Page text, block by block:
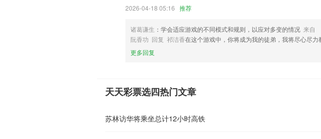
2026-04-18 05:16 推荐
诸葛谦生 ：学会适应游戏的不同模式和规则，以应对多变的情况 来自
阮香功 回复 祁洁香在这个游戏中，你将成为我的徒弟，我将尽心尽力
更多回复
天天彩票选四热门文章
苏林访华将乘坐总计12小时高铁